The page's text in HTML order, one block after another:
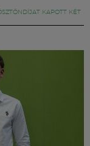
KAPOTT KÉT